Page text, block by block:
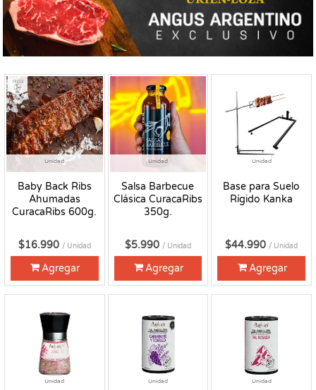
Unidad
Baby Back Ribs
Ahumadas
CuracaRibs 600g.
Fresco
$16.990 / Unidad
Agregar
Unidad
Salsa Barbecue
Clásica CuracaRibs
350g.
$5.990 / Unidad
Agregar
Unidad
Base para Suelo
Rígido Kanka
$44.990 / Unidad
Agregar
Unidad Unidad Unidad